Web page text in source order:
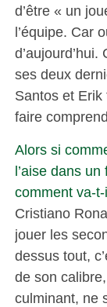
d’être « un
l’équipe. Car
ses deux
Santos et Erik
faire
Alors si
l’aise dans
comment va-
Cristiano
jouer les
dessus tout,
de son
culminant, ne